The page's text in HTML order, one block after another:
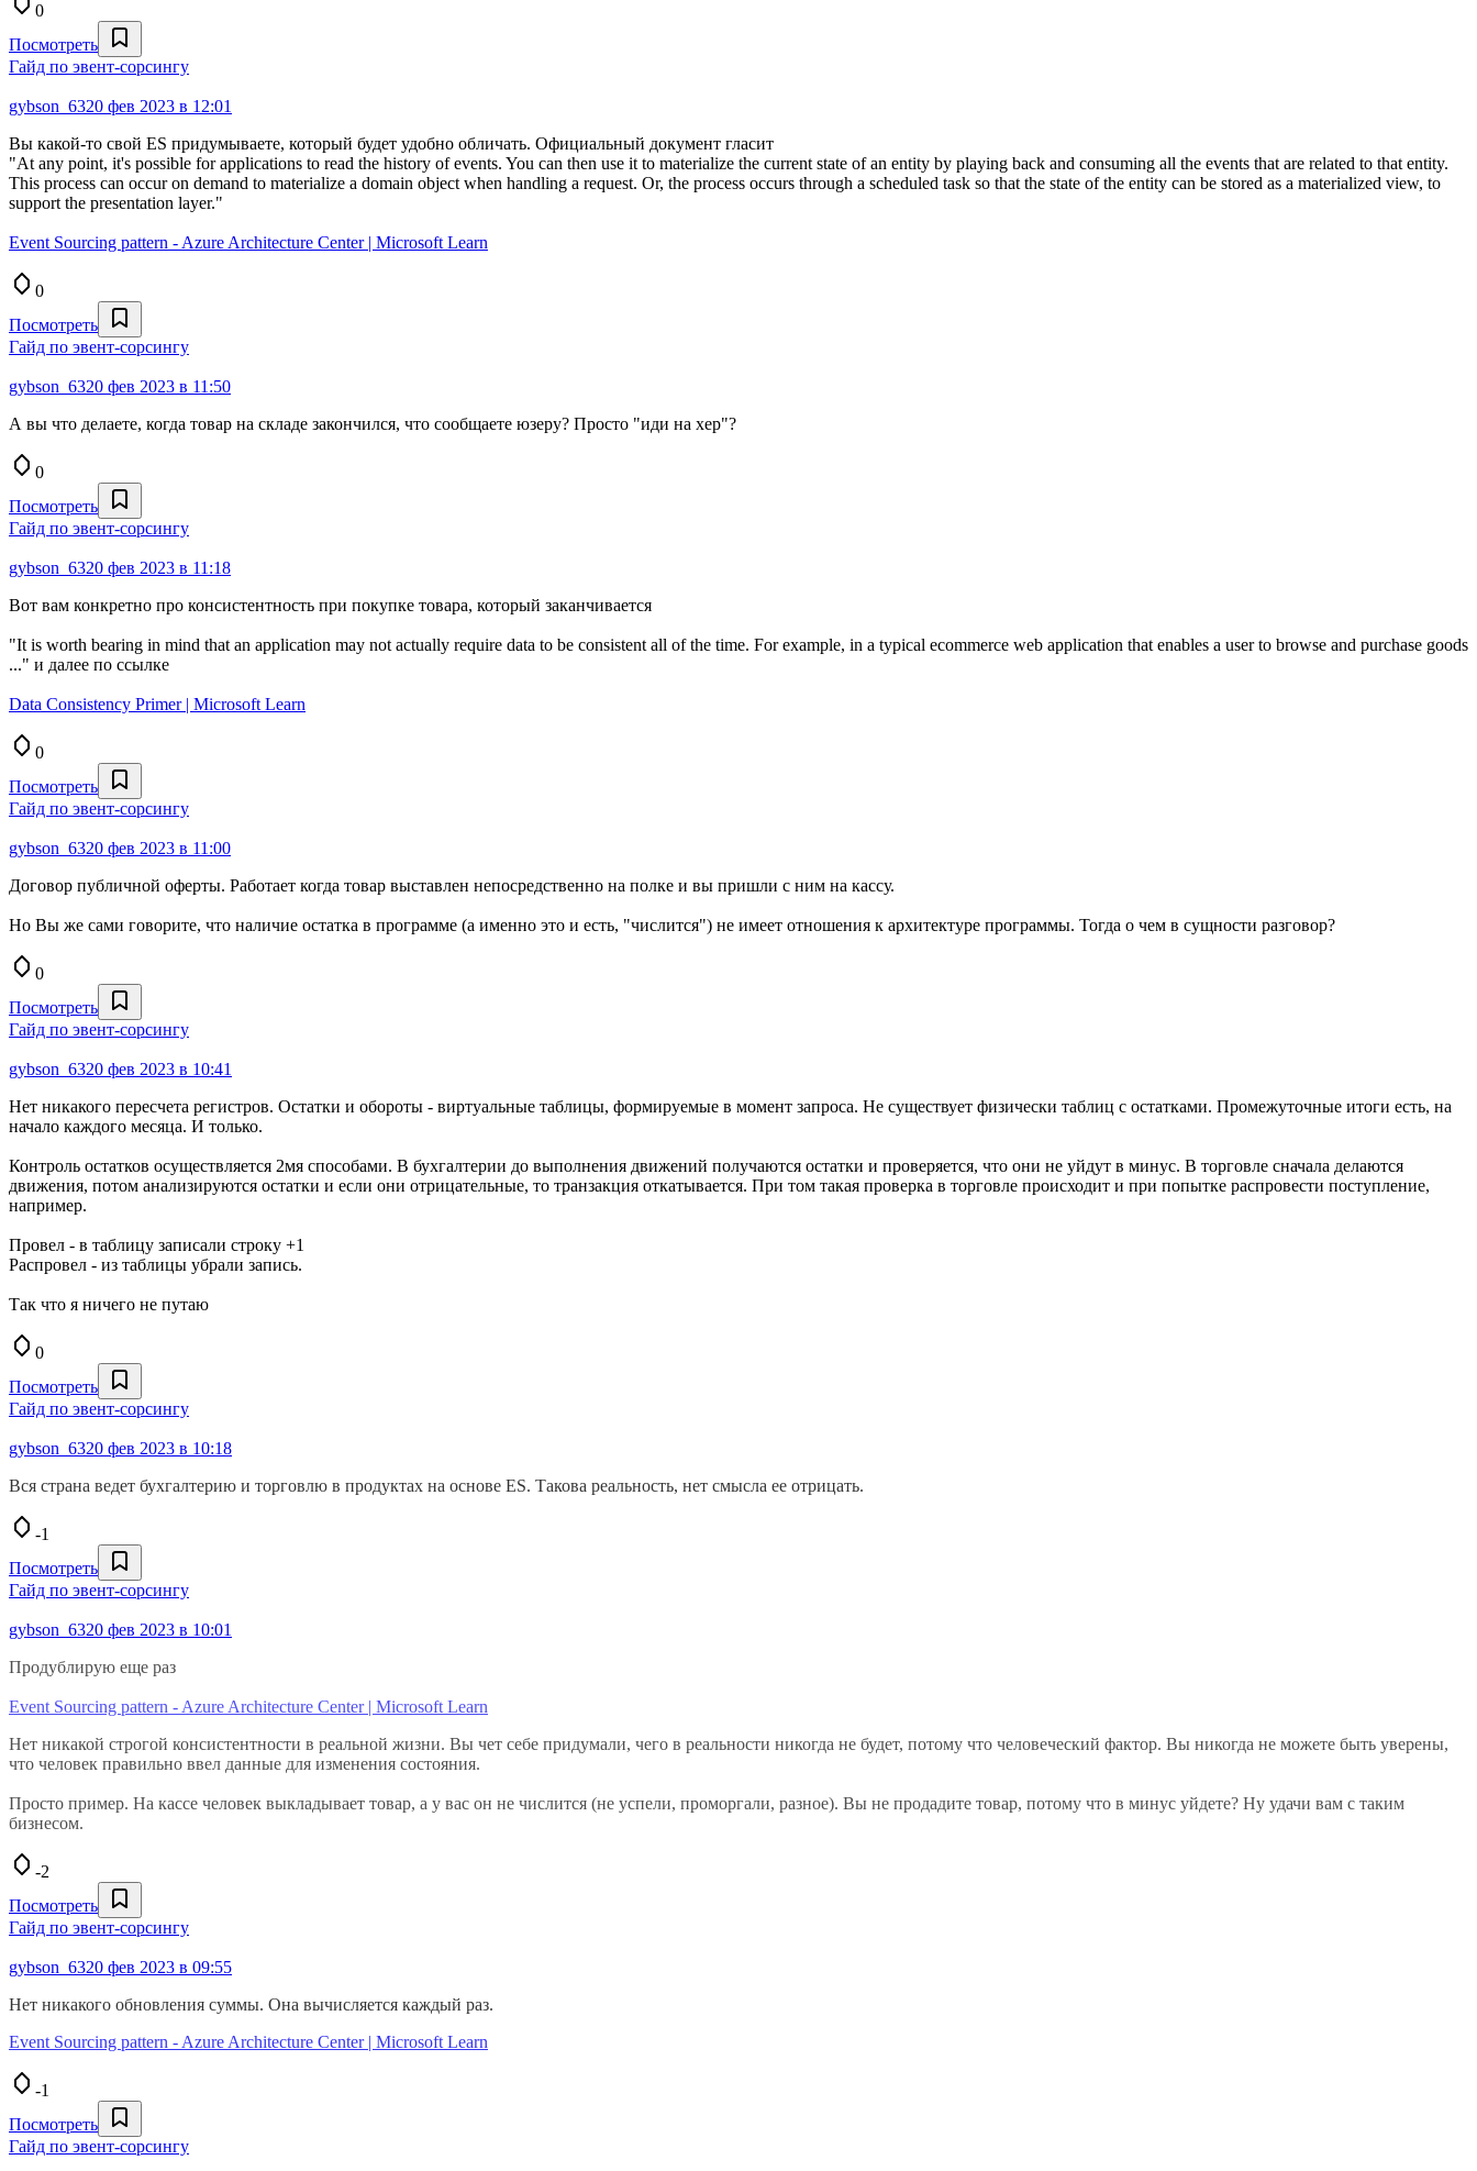
0
Посмотреть
Гайд по эвент-сорсингу
gybson_6320 фев 2023 в 12:01
Вы какой-то свой ES придумываете, который будет удобно обличать. Официальный документ гласит
"At any point, it's possible for applications to read the history of events. You can then use it to materialize the current state of an entity by playing back and consuming all the events that are related to that entity.
This process can occur on demand to materialize a domain object when handling a request. Or, the process occurs through a scheduled task so that the state of the entity can be stored as a materialized view, to
support the presentation layer."
Event Sourcing pattern - Azure Architecture Center | Microsoft Learn
0
Посмотреть
Гайд по эвент-сорсингу
gybson_6320 фев 2023 в 11:50
А вы что делаете, когда товар на складе закончился, что сообщаете юзеру? Просто "иди на хер"?
0
Посмотреть
Гайд по эвент-сорсингу
gybson_6320 фев 2023 в 11:18
Вот вам конкретно про консистентность при покупке товара, который заканчивается
"It is worth bearing in mind that an application may not actually require data to be consistent all of the time. For example, in a typical ecommerce web application that enables a user to browse and purchase goods
..." и далее по ссылке
Data Consistency Primer | Microsoft Learn
0
Посмотреть
Гайд по эвент-сорсингу
gybson_6320 фев 2023 в 11:00
Договор публичной оферты. Работает когда товар выставлен непосредственно на полке и вы пришли с ним на кассу.
Но Вы же сами говорите, что наличие остатка в программе (а именно это и есть, "числится") не имеет отношения к архитектуре программы. Тогда о чем в сущности разговор?
0
Посмотреть
Гайд по эвент-сорсингу
gybson_6320 фев 2023 в 10:41
Нет никакого пересчета регистров. Остатки и обороты - виртуальные таблицы, формируемые в момент запроса. Не существует физически таблиц с остатками. Промежуточные итоги есть, на
начало каждого месяца. И только.
Контроль остатков осуществляется 2мя способами. В бухгалтерии до выполнения движений получаются остатки и проверяется, что они не уйдут в минус. В торговле сначала делаются
движения, потом анализируются остатки и если они отрицательные, то транзакция откатывается. При том такая проверка в торговле происходит и при попытке распровести поступление,
например.
Провел - в таблицу записали строку +1
Распровел - из таблицы убрали запись.
Так что я ничего не путаю
0
Посмотреть
Гайд по эвент-сорсингу
gybson_6320 фев 2023 в 10:18
Вся страна ведет бухгалтерию и торговлю в продуктах на основе ES. Такова реальность, нет смысла ее отрицать.
-1
Посмотреть
Гайд по эвент-сорсингу
gybson_6320 фев 2023 в 10:01
Продублирую еще раз
Event Sourcing pattern - Azure Architecture Center | Microsoft Learn
Нет никакой строгой консистентности в реальной жизни. Вы чет себе придумали, чего в реальности никогда не будет, потому что человеческий фактор. Вы никогда не можете быть уверены,
что человек правильно ввел данные для изменения состояния.
Просто пример. На кассе человек выкладывает товар, а у вас он не числится (не успели, проморгали, разное). Вы не продадите товар, потому что в минус уйдете? Ну удачи вам с таким
бизнесом.
-2
Посмотреть
Гайд по эвент-сорсингу
gybson_6320 фев 2023 в 09:55
Нет никакого обновления суммы. Она вычисляется каждый раз.
Event Sourcing pattern - Azure Architecture Center | Microsoft Learn
-1
Посмотреть
Гайд по эвент-сорсингу